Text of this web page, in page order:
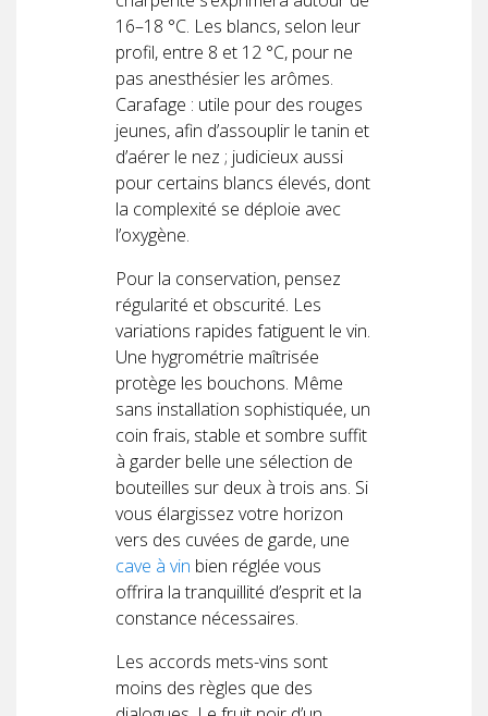
16–18 °C. Les blancs, selon leur
profil, entre 8 et 12 °C, pour ne
pas anesthésier les arômes.
Carafage : utile pour des rouges
jeunes, afin d’assouplir le tanin et
d’aérer le nez ; judicieux aussi
pour certains blancs élevés, dont
la complexité se déploie avec
l’oxygène.
Pour la conservation, pensez
régularité et obscurité. Les
variations rapides fatiguent le vin.
Une hygrométrie maîtrisée
protège les bouchons. Même
sans installation sophistiquée, un
coin frais, stable et sombre suffit
à garder belle une sélection de
bouteilles sur deux à trois ans. Si
vous élargissez votre horizon
vers des cuvées de garde, une
cave à vin bien réglée vous
offrira la tranquillité d’esprit et la
constance nécessaires.
Les accords mets-vins sont
moins des règles que des